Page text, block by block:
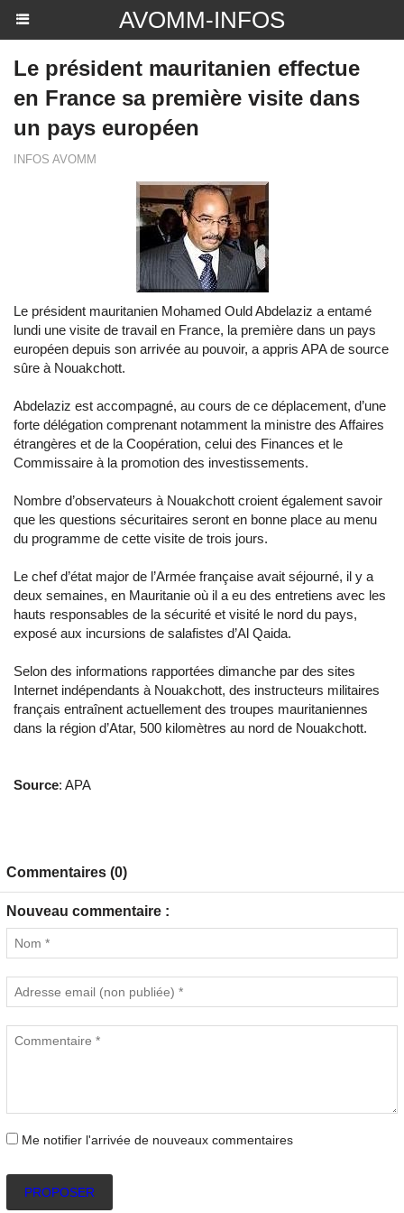
AVOMM-INFOS
Le président mauritanien effectue
en France sa première visite dans
un pays européen
INFOS AVOMM
Le président mauritanien Mohamed Ould Abdelaziz a entamé
lundi une visite de travail en France, la première dans un pays
européen depuis son arrivée au pouvoir, a appris APA de source
sûre à Nouakchott.
Abdelaziz est accompagné, au cours de ce déplacement, d’une
forte délégation comprenant notamment la ministre des Affaires
étrangères et de la Coopération, celui des Finances et le
Commissaire à la promotion des investissements.
Nombre d’observateurs à Nouakchott croient également savoir
que les questions sécuritaires seront en bonne place au menu
du programme de cette visite de trois jours.
Le chef d’état major de l’Armée française avait séjourné, il y a
deux semaines, en Mauritanie où il a eu des entretiens avec les
hauts responsables de la sécurité et visité le nord du pays,
exposé aux incursions de salafistes d’Al Qaida.
Selon des informations rapportées dimanche par des sites
Internet indépendants à Nouakchott, des instructeurs militaires
français entraînent actuellement des troupes mauritaniennes
dans la région d’Atar, 500 kilomètres au nord de Nouakchott.
Source: APA
Commentaires (0)
Nouveau commentaire :
Me notifier l'arrivée de nouveaux commentaires
PROPOSER